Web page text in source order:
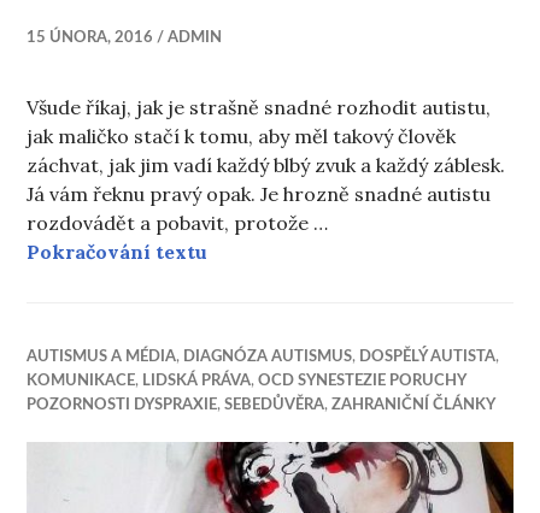
15 ÚNORA, 2016 ADMIN
Všude říkaj, jak je strašně snadné rozhodit autistu,
jak maličko stačí k tomu, aby měl takový člověk
záchvat, jak jim vadí každý blbý zvuk a každý záblesk.
Já vám řeknu pravý opak. Je hrozně snadné autistu
rozdovádět a pobavit, protože …
Pokračování textu
AUTISMUS A MÉDIA, DIAGNÓZA AUTISMUS, DOSPĚLÝ AUTISTA,
KOMUNIKACE, LIDSKÁ PRÁVA,OCD SYNESTEZIE PORUCHY
POZORNOSTI DYSPRAXIE,SEBEDŮVĚRA,ZAHRANIČNÍ ČLÁNKY